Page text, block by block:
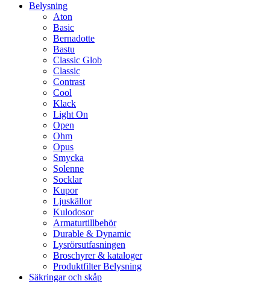
Belysning
Aton
Basic
Bernadotte
Bastu
Classic Glob
Classic
Contrast
Cool
Klack
Light On
Open
Ohm
Opus
Smycka
Solenne
Socklar
Kupor
Ljuskällor
Kulodosor
Armaturtillbehör
Durable & Dynamic
Lysrörsutfasningen
Broschyrer & kataloger
Produktfilter Belysning
Säkringar och skåp